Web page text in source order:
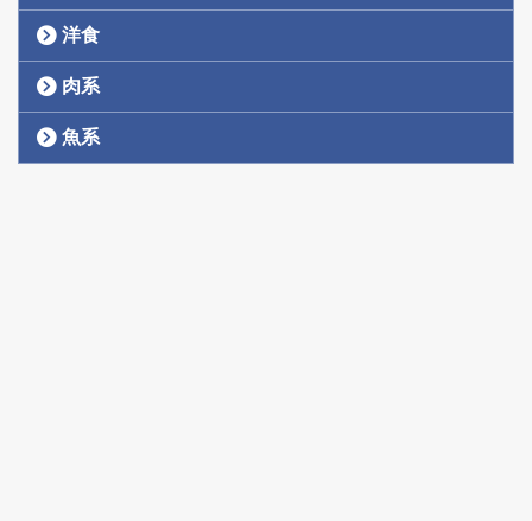
洋食
肉系
魚系